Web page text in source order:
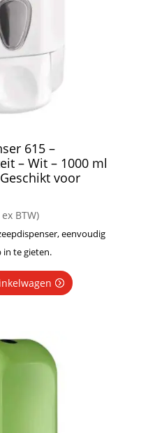
615 –
– Wit – 1000 ml
voor
ex BTW)
eenvoudig
in te gieten.